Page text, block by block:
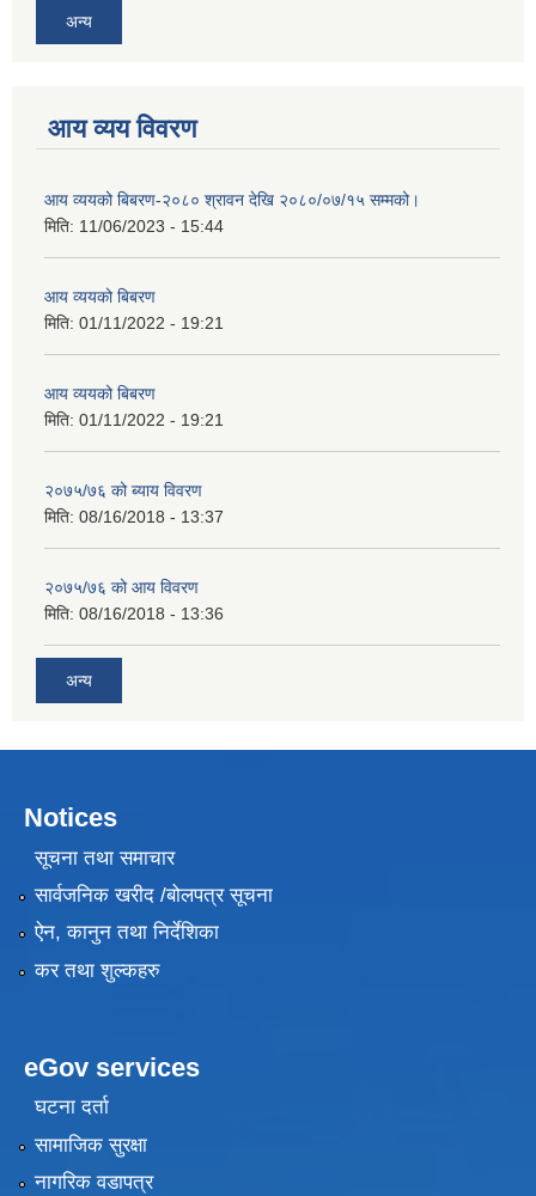
अन्य
आय व्यय विवरण
आय व्ययको बिबरण-२०८० श्रावन देखि २०८०/०७/१५ सम्मको।
मिति: 11/06/2023 - 15:44
आय व्ययको बिबरण
मिति: 01/11/2022 - 19:21
आय व्ययको बिबरण
मिति: 01/11/2022 - 19:21
२०७५/७६ को ब्याय विवरण
मिति: 08/16/2018 - 13:37
२०७५/७६ को आय विवरण
मिति: 08/16/2018 - 13:36
अन्य
Notices
सूचना तथा समाचार
सार्वजनिक खरीद /बोलपत्र सूचना
ऐन, कानुन तथा निर्देशिका
कर तथा शुल्कहरु
eGov services
घटना दर्ता
सामाजिक सुरक्षा
नागरिक वडापत्र